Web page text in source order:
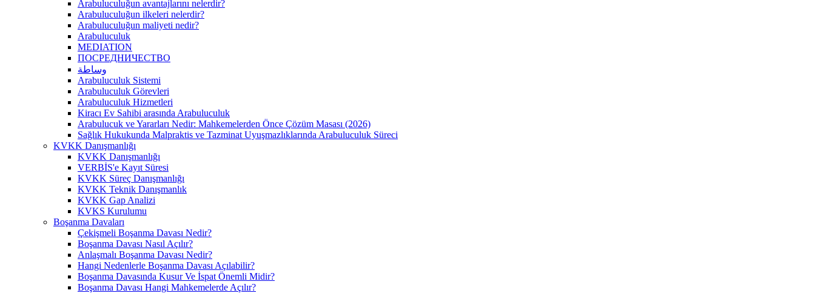
Arabuluculuğun avantajlarını nelerdir?
Arabuluculuğun ilkeleri nelerdir?
Arabuluculuğun maliyeti nedir?
Arabuluculuk
MEDIATION
ПОСРЕДНИЧЕСТВО
وساطة
Arabuluculuk Sistemi
Arabuluculuk Görevleri
Arabuluculuk Hizmetleri
Kiracı Ev Sahibi arasında Arabuluculuk
Arabulucuk ve Yararları Nedir: Mahkemelerden Önce Çözüm Masası (2026)
Sağlık Hukukunda Malpraktis ve Tazminat Uyuşmazlıklarında Arabuluculuk Süreci
KVKK Danışmanlığı
KVKK Danışmanlığı
VERBİS'e Kayıt Süresi
KVKK Süreç Danışmanlığı
KVKK Teknik Danışmanlık
KVKK Gap Analizi
KVKS Kurulumu
Boşanma Davaları
Çekişmeli Boşanma Davası Nedir?
Boşanma Davası Nasıl Açılır?
Anlaşmalı Boşanma Davası Nedir?
Hangi Nedenlerle Boşanma Davası Açılabilir?
Boşanma Davasında Kusur Ve İspat Önemli Midir?
Boşanma Davası Hangi Mahkemelerde Açılır?